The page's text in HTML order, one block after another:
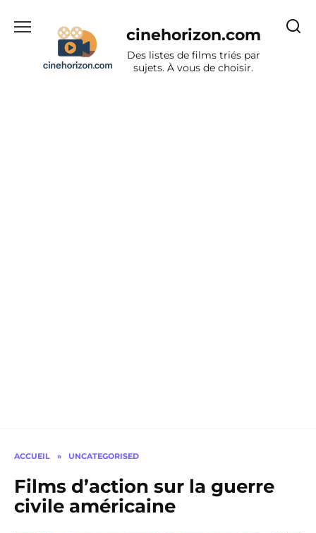
cinehorizon.com
Des listes de films triés par
sujets. À vous de choisir.
ACCUEIL » UNCATEGORISED
Films d’action sur la guerre
civile américaine